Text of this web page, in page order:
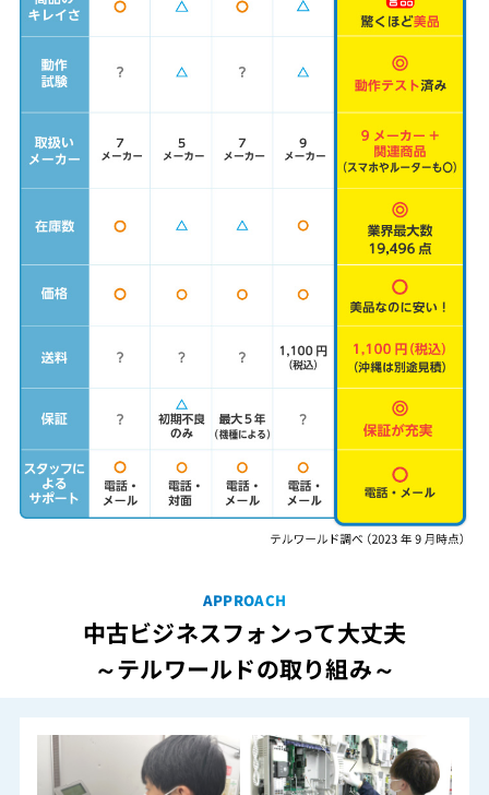
APPROACH
中古ビジネスフォンって大丈夫
～テルワールドの取り組み～